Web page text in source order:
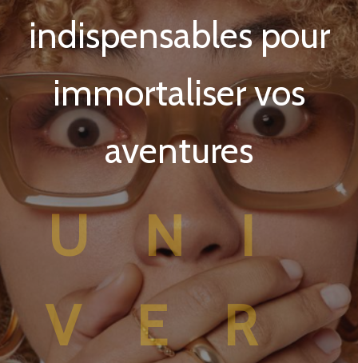
indispensables pour
immortaliser vos
aventures
UNI
VER